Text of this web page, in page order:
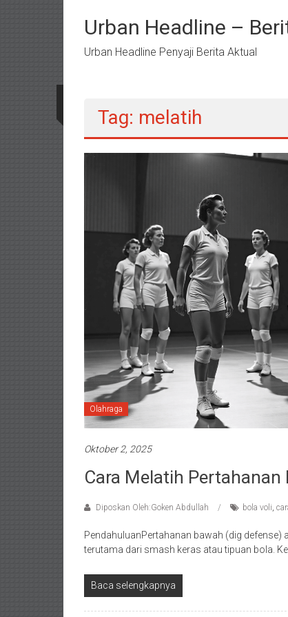
kontenUrban Headline –
Urban Headline Penyaji Berita Aktual
Tag: melatih
Olahraga
Oktober 2, 2025
Cara Melatih Pertahanan
Diposkan Oleh:Goken Abdullah bola voli,
PendahuluanPertahanan bawah (dig defense)
terutama dari smash keras atau tipuan bola.
Baca selengkapnya